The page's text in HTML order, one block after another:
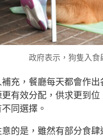
政府表示，狗隻入食
充，餐廳每天都會作
有效分配，供求更到
同選擇。
的是，雖然有部分食